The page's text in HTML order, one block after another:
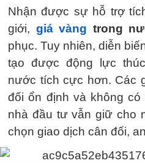
Nhận được sự hỗ trợ
giới, giá vàng trong
phục. Tuy nhiên, diễn
tạo được động lực
nước tích cực hơn. Các
đối ổn định và không
nhà đầu tư vẫn giữ cho
chọn giao dịch cân đối,